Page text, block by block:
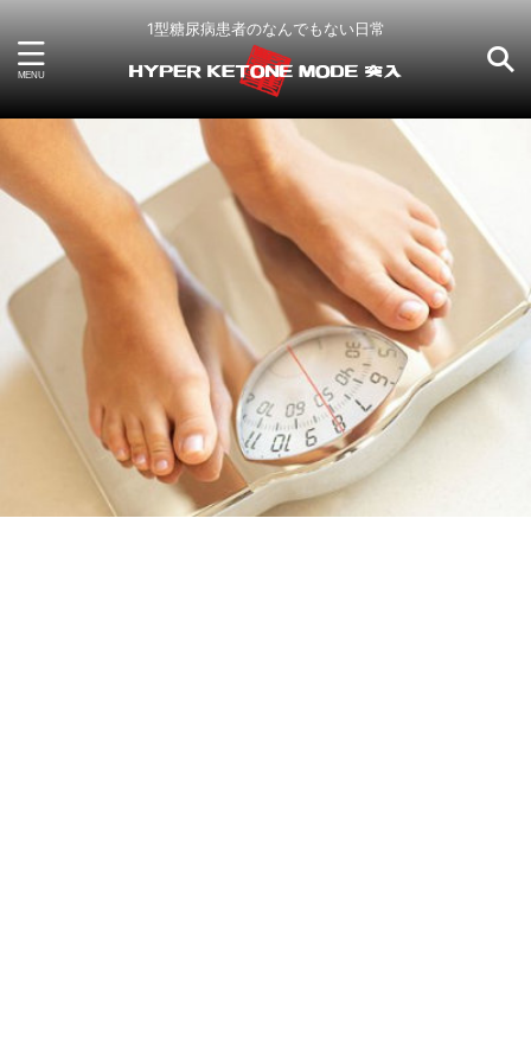
1型糖尿病患者のなんでもない日常